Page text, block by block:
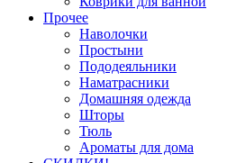
Прочее
Наволочки
Простыни
Пододеяльники
Наматрасники
Домашняя одежда
Шторы
Тюль
Ароматы для дома